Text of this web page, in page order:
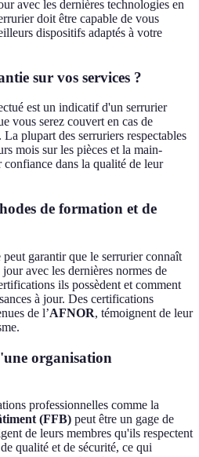
avec les dernières technologies en
doit être capable de vous
dispositifs adaptés à votre
sur vos services ?
est un indicatif d'un serrurier
vous serez couvert en cas de
plupart des serruriers respectables
mois sur les pièces et la main-
dans la qualité de leur
de formation et de
garantir que le serrurier connaît
avec les dernières normes de
ils possèdent et comment
à jour. Des certifications
de l’AFNOR, témoignent de leur
organisation
professionnelles comme la
(FFB) peut être un gage de
de leurs membres qu'ils respectent
qualité et de sécurité, ce qui